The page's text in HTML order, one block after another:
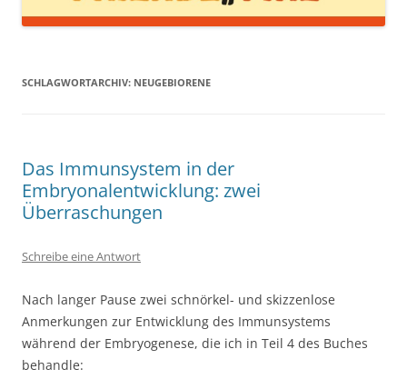
SCHLAGWORTARCHIV: NEUGEBIORENE
Das Immunsystem in der
Embryonalentwicklung: zwei
Überraschungen
Schreibe eine Antwort
Nach langer Pause zwei schnörkel- und skizzenlose
Anmerkungen zur Entwicklung des Immunsystems
während der Embryogenese, die ich in Teil 4 des Buches
behandle: